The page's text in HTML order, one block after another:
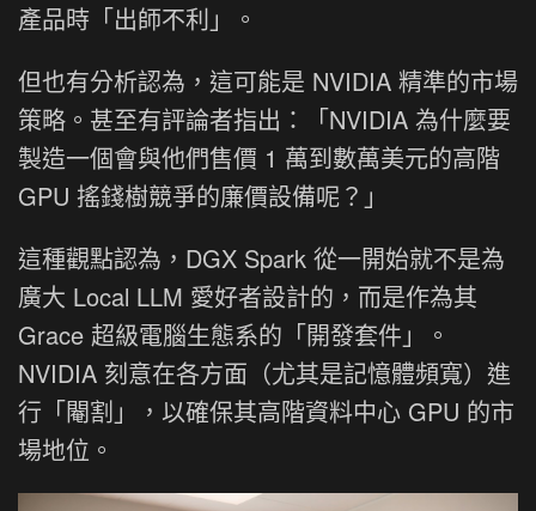
產品時「出師不利」。
但也有分析認為，這可能是 NVIDIA 精準的市場
策略。甚至有評論者指出：「NVIDIA 為什麼要
製造一個會與他們售價 1 萬到數萬美元的高階
GPU 搖錢樹競爭的廉價設備呢？」
這種觀點認為，DGX Spark 從一開始就不是為
廣大 Local LLM 愛好者設計的，而是作為其
Grace 超級電腦生態系的「開發套件」。
NVIDIA 刻意在各方面（尤其是記憶體頻寬）進
行「閹割」，以確保其高階資料中心 GPU 的市
場地位。